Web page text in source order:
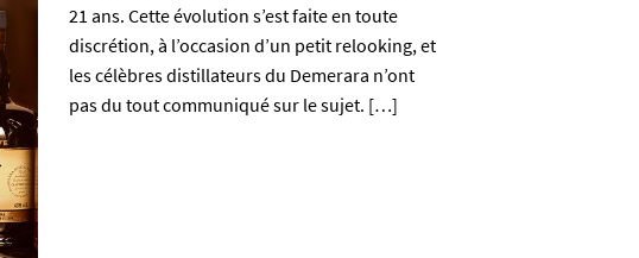
21 ans. Cette évolution s’est faite en toute
discrétion, à l’occasion d’un petit relooking, et
les célèbres distillateurs du Demerara n’ont
pas du tout communiqué sur le sujet. […]